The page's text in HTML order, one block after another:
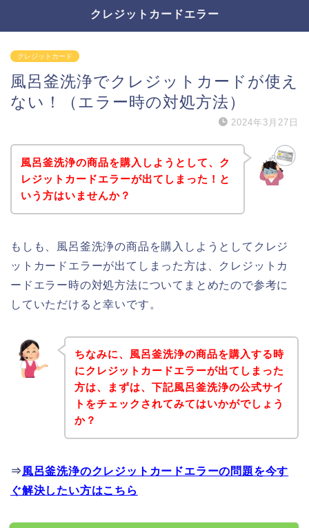
クレジットカードエラー
クレジットカード
風呂釜洗浄でクレジットカードが使え
ない！（エラー時の対処方法）
2024年3月27日
風呂釜洗浄の商品を購入しようとして、ク
レジットカードエラーが出てしまった！と
いう方はいませんか？
もしも、風呂釜洗浄の商品を購入しようとしてクレジ
ットカードエラーが出てしまった方は、クレジットカ
ードエラー時の対処方法についてまとめたので参考に
していただけると幸いです。
ちなみに、風呂釜洗浄の商品を購入する時
にクレジットカードエラーが出てしまった
方は、まずは、下記風呂釜洗浄の公式サイ
トをチェックされてみてはいかがでしょう
か？
⇒風呂釜洗浄のクレジットカードエラーの問題を今す
ぐ解決したい方はこちら